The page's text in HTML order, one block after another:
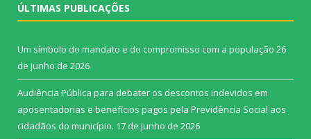
ÚLTIMAS PUBLICAÇÕES
Um símbolo do mandato e do compromisso com a população 26
de junho de 2026
Audiência Pública para debater os descontos indevidos em
aposentadorias e benefícios pagos pela Previdência Social aos
cidadãos do município. 17 de junho de 2026